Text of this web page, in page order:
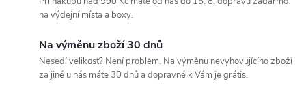
na výdejní místa a boxy.
Na výměnu zboží 30 dnů
Nesedí velikost? Není problém. Na výměnu nevyhovujícího zboží
za jiné u nás máte 30 dnů a dopravné k Vám je grátis.